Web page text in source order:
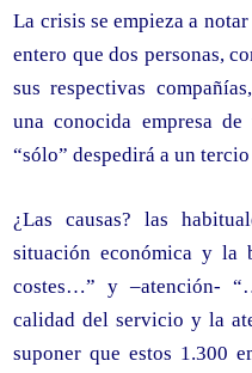
La crisis se empieza a
entero que dos personas,
sus respectivas
una conocida empresa
“sólo” despedirá a un
¿Las causas? las
situación económica y la
costes…” y –atención-
calidad del servicio y la
suponer que estos 1.300